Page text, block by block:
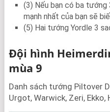
(3) Nếu bạn có ba tướng
mạnh nhất của bạn sẽ
(5) Hai tướng Yordle 3
Đội hình
mùa 9
Danh sách tướng Piltover
Urgot, Warwick, Zeri, Ekko,